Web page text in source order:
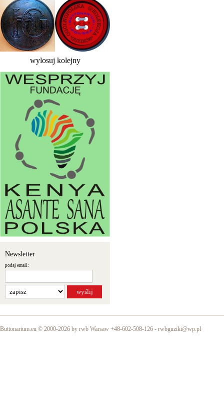
wylosuj kolejny
Newsletter
podaj email:
Buttonarium.eu © 2000-2026 by rwb Warsaw +48-602-508-126 - rwbguziki@wp.pl